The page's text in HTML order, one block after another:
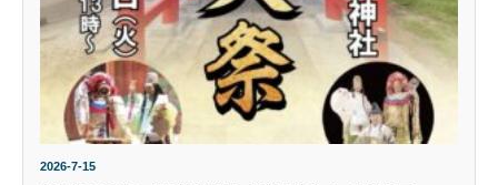
2026-7-15